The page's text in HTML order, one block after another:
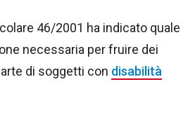
46/2001 ha indicato quale
necessaria per fruire dei
di soggetti con disabilità